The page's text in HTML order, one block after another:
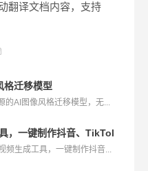
翻译文档内容，支持
迁移模型
的AI图像风格迁移模型，无...
，一键制作抖音、TikTok短视频
频生成工具，一键制作抖音...